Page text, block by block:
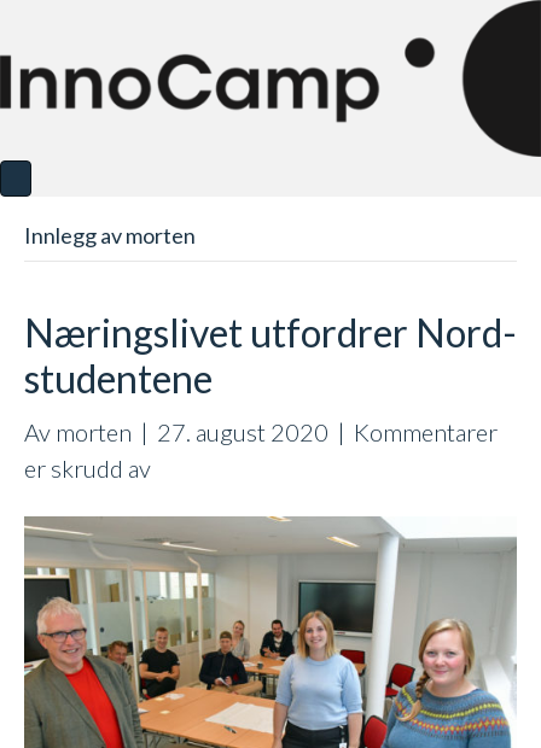
Innlegg av morten
Næringslivet utfordrer Nord-
studentene
Av morten | 27. august 2020 | Kommentarer
er skrudd avfor
utfordrer
Nord-
studentene